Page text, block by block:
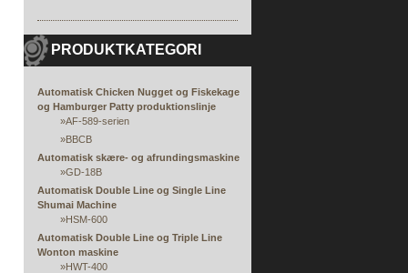
PRODUKTKATEGORI
Automatisk Chicken Nugget og Fiskekage
og Hamburger Patty produktionslinje
»AF-589-serien
»BBCB
Automatisk skære- og afrundingsmaskine
»GD-18B
Automatisk Double Line og Single Line
Shumai Machine
»HSM-600
Automatisk Double Line og Triple Line
Wonton maskine
»HWT-400